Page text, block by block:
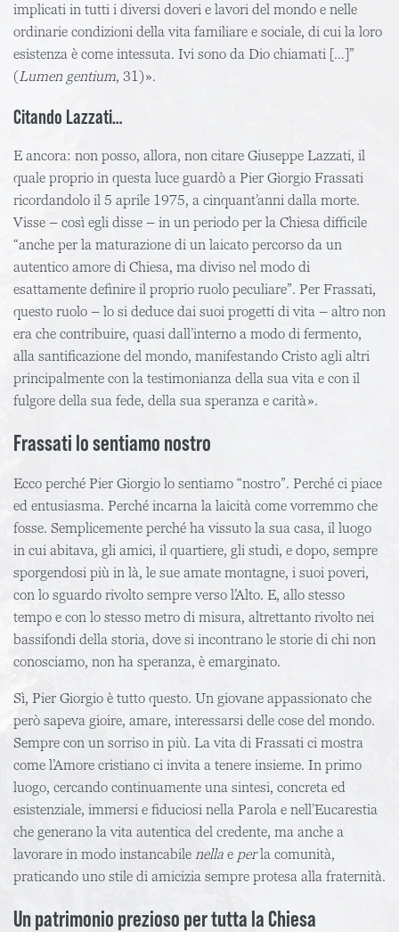
implicati in tutti i diversi doveri e lavori del mondo e nelle
ordinarie condizioni della vita familiare e sociale, di cui la loro
esistenza è come intessuta. Ivi sono da Dio chiamati […]”
(Lumen gentium, 31)».
Citando Lazzati…
E ancora: non posso, allora, non citare Giuseppe Lazzati, il
quale proprio in questa luce guardò a Pier Giorgio Frassati
ricordandolo il 5 aprile 1975, a cinquant’anni dalla morte.
Visse – così egli disse – in un periodo per la Chiesa difficile
“anche per la maturazione di un laicato percorso da un
autentico amore di Chiesa, ma diviso nel modo di
esattamente definire il proprio ruolo peculiare”. Per Frassati,
questo ruolo – lo si deduce dai suoi progetti di vita – altro non
era che contribuire, quasi dall’interno a modo di fermento,
alla santificazione del mondo, manifestando Cristo agli altri
principalmente con la testimonianza della sua vita e con il
fulgore della sua fede, della sua speranza e carità».
Frassati lo sentiamo nostro
Ecco perché Pier Giorgio lo sentiamo “nostro”. Perché ci piace
ed entusiasma. Perché incarna la laicità come vorremmo che
fosse. Semplicemente perché ha vissuto la sua casa, il luogo
in cui abitava, gli amici, il quartiere, gli studi, e dopo, sempre
sporgendosi più in là, le sue amate montagne, i suoi poveri,
con lo sguardo rivolto sempre verso l’Alto. E, allo stesso
tempo e con lo stesso metro di misura, altrettanto rivolto nei
bassifondi della storia, dove si incontrano le storie di chi non
conosciamo, non ha speranza, è emarginato.
Sì, Pier Giorgio è tutto questo. Un giovane appassionato che
però sapeva gioire, amare, interessarsi delle cose del mondo.
Sempre con un sorriso in più. La vita di Frassati ci mostra
come l’Amore cristiano ci invita a tenere insieme. In primo
luogo, cercando continuamente una sintesi, concreta ed
esistenziale, immersi e fiduciosi nella Parola e nell’Eucarestia
che generano la vita autentica del credente, ma anche a
lavorare in modo instancabile nella e perla comunità,
praticando uno stile di amicizia sempre protesa alla fraternità.
Un patrimonio prezioso per tutta la Chiesa